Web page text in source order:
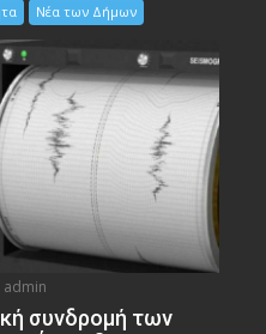
Νέα των Δήμων
admin
συνδρομή των